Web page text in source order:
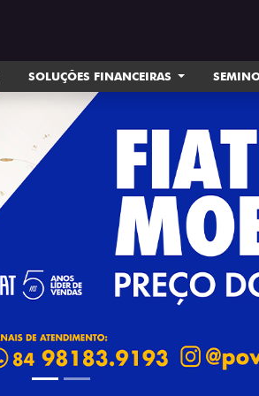
SOLUÇÕES FINANCEIRAS